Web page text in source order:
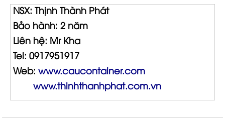
NSX: Thịnh Thành Phát
Bảo hành: 2 năm
Liên hệ: Mr Kha
Tel: 0917951917
Web: www.caucontainer.com
www.thinhthanhphat.com.vn